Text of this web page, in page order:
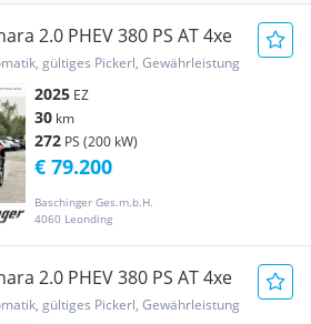
2.0 PHEV 380 PS AT 4xe
gültiges Pickerl, Gewährleistung
2025 EZ
30 km
272 PS (200 kW)
Baschinger Ges.m.b.H.
4060 Leonding
€ 79.200
2.0 PHEV 380 PS AT 4xe
gültiges Pickerl, Gewährleistung